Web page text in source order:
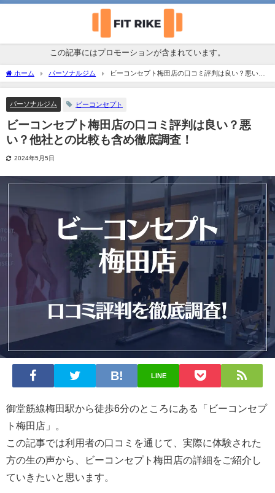
この記事にはプロモーションが含まれています。
ホーム パーソナルジム
ビーコンセプト梅田店の口コミ評判は良い？悪い？
他社との比較も含め徹底調査！
パーソナルジム ビーコンセプト
ビーコンセプト梅田店の口コミ評判は良い？悪
い？他社との比較も含め徹底調査！
2024年5月5日
LINE
御堂筋線梅田駅から徒歩6分のところにある
「ビーコンセプ
ト梅田店」。
この記事では利用者の口コミを通じて、実際に体験された
方の生の声から、ビーコンセプト梅田店の詳細をご紹介し
ていきたいと思います。